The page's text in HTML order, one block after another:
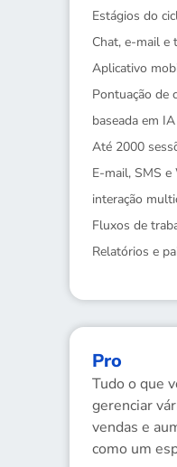
Estágios do
Chat, e-mail e
Aplicativo
Pontuação de
baseada em IA
Até 2000
E-mail, SMS
interação
Fluxos de
Relatórios e
Pro
Tudo o que
gerenciar
vendas e
como um